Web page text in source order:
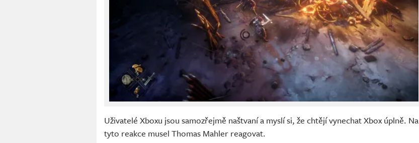
Uživatelé Xboxu jsou samozřejmě naštvaní a myslí si, že chtějí vynechat Xbox úplně. Na
tyto reakce musel Thomas Mahler reagovat.